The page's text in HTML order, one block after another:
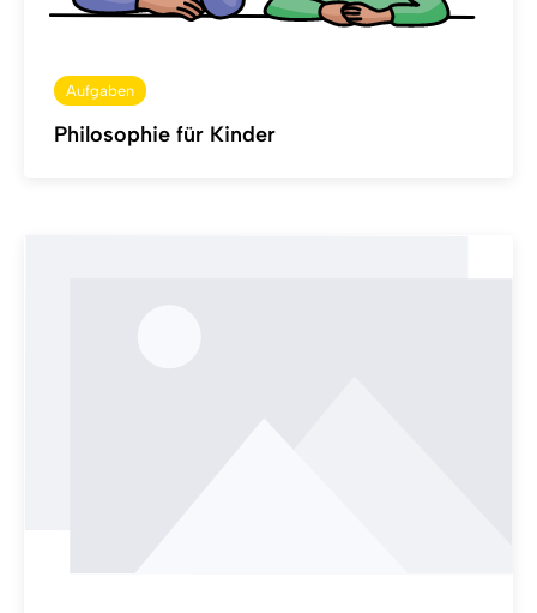
Aufgaben
Philosophie für Kinder